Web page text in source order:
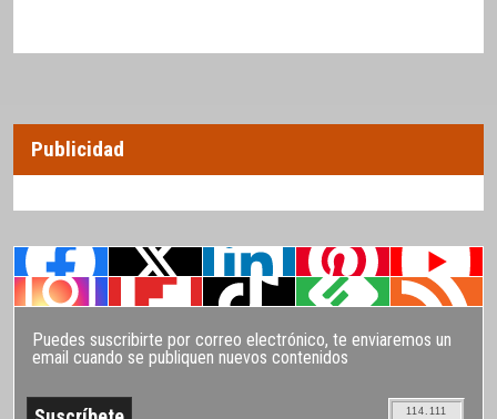
Publicidad
Puedes suscribirte por correo electrónico, te enviaremos un
email cuando se publiquen nuevos contenidos
114.111